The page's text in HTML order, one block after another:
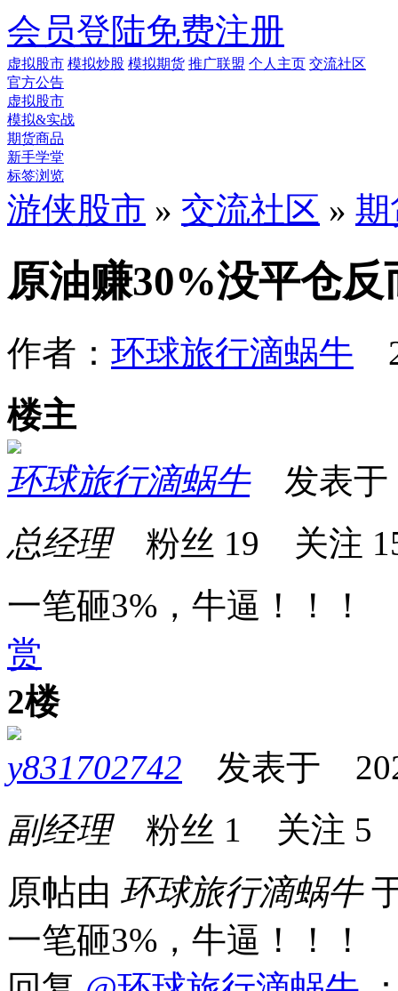
会员登陆免费注册
虚拟股市 模拟炒股 模拟期货 推广联盟 个人主页 交流社区
官方公告
虚拟股市
模拟&实战
期货商品
新手学堂
标签浏览
游侠股市 » 交流社区 » 期
原油赚30%没平仓反
作者： 环球旅行滴蜗牛
楼主
环球旅行滴蜗牛发表于
总经理粉丝 19 关注
一笔砸3%，牛逼！！！
赏
2楼
y831702742 发表于
副经理粉丝 1 关注 5
原帖由 环球旅行滴蜗牛
一笔砸3%，牛逼！！！